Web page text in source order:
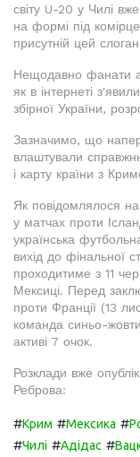
світу U-20 у Чилі
на формі під
присутній цей
Нещодавно фанати
як в інтернеті
збірної України,
Зазначимо, що
влаштували
і карту країни з
Як повідомлялося
у матчах проти
українська
вихід до фінальної
проходитиме з 11
Мексиці. Перед
проти Франції (13
команда синьо-
активі 7 очок.
Розклади вже
Реброва:
#Крим #Мексика #
#Чилі #Адідас #